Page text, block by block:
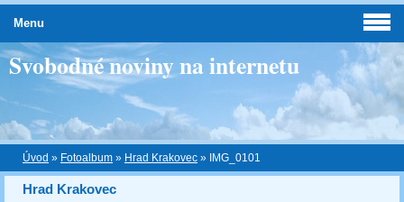
Svobodné noviny na internetu
Úvod » Fotoalbum » Hrad Krakovec » IMG_0101
Hrad Krakovec
Menu